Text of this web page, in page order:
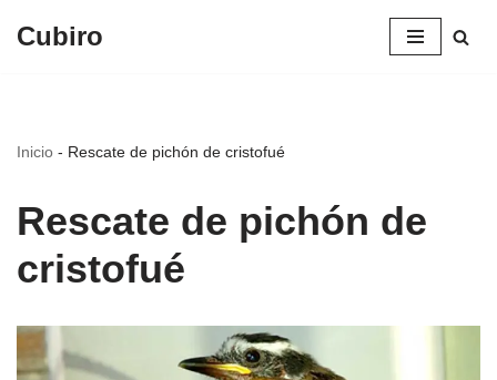
Cubiro
Inicio - Rescate de pichón de cristofué
Rescate de pichón de
cristofué